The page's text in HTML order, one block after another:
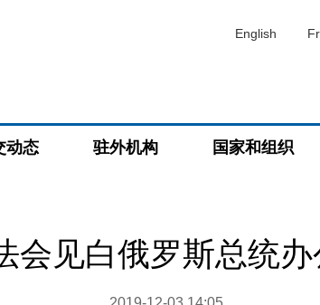
English
动态 驻外机构 国家和组织
会见白俄罗斯总统